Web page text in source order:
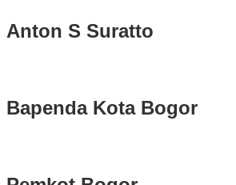
Anton S Suratto
Bapenda Kota Bogor